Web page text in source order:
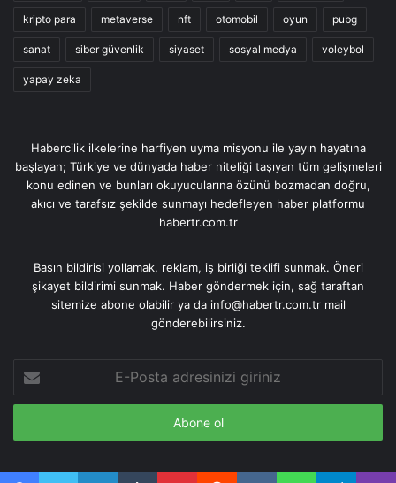
kripto para metaverse nft otomobil oyun pubg
sanat siber güvenlik siyaset sosyal medya voleybol
yapay zeka
Habercilik ilkelerine harfiyen uyma misyonu ile yayın hayatına
başlayan; Türkiye ve dünyada haber niteliği taşıyan tüm gelişmeleri
konu edinen ve bunları okuyucularına özünü bozmadan doğru,
akıcı ve tarafsız şekilde sunmayı hedefleyen haber platformu
habertr.com.tr
Basın bildirisi yollamak, reklam, iş birliği teklifi sunmak. Öneri
şikayet bildirimi sunmak. Haber göndermek için, sağ taraftan
sitemize abone olabilir ya da info@habertr.com.tr mail
gönderebilirsiniz.
Posta
adresinizi